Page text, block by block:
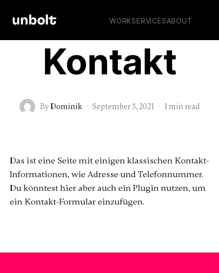
WORKSERVICESABOUT
Kontakt
By Dominik · September 3, 2021 · 1 min read
Das ist eine Seite mit einigen klassischen Kontakt-
Informationen, wie Adresse und Telefonnummer.
Du könntest hier aber auch ein Plugin nutzen, um
ein Kontakt-Formular einzufügen.